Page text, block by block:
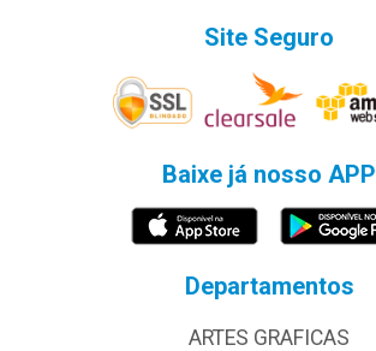
Site Seguro
Baixe já nosso APP
Departamentos
ARTES GRAFICAS